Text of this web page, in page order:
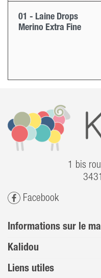
01 - Laine Drops
Merino Extra Fine
1 bis
Facebook
Informations sur le
Kalidou
Liens utiles